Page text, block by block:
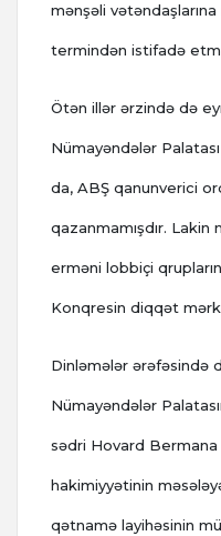
mənşəli
termindən istifadə
Ötən illər ərzində də
Nümayəndələr
da, ABŞ qanunverici
qazanmamışdır.
erməni lobbiçi
Konqresin diqqət
Dinləmələr ərəfəsində
Nümayəndələr
sədri Hovard
hakimiyyətinin
qətnamə layihəsinin